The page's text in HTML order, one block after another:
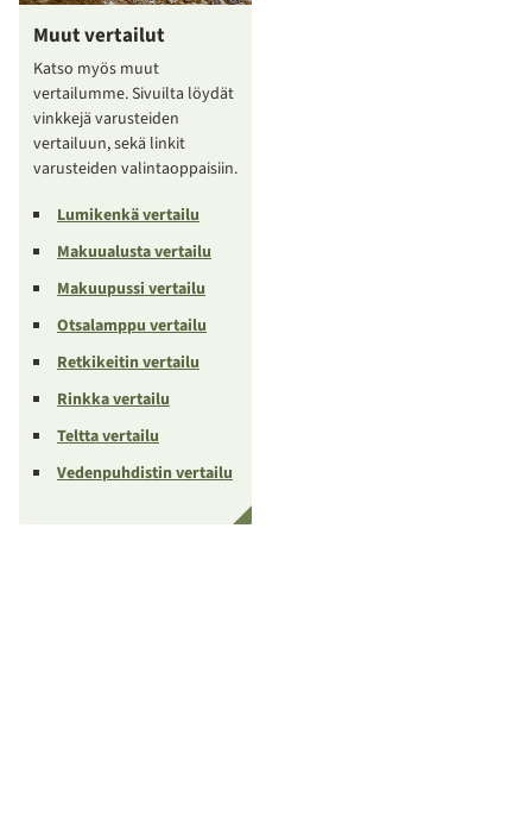
Muut vertailut
Katso myös muut
vertailumme. Sivuilta löydät
vinkkejä varusteiden
vertailuun, sekä linkit
varusteiden valintaoppaisiin.
Lumikenkä vertailu
Makuualusta vertailu
Makuupussi vertailu
Otsalamppu vertailu
Retkikeitin vertailu
Rinkka vertailu
Teltta vertailu
Vedenpuhdistin vertailu